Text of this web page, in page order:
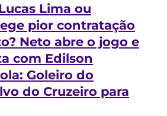
Lima ou
pior contratação
Neto abre o jogo e
com Edilson
Goleiro do
do Cruzeiro para